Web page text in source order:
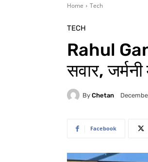
Home Tech
TECH
Rahul
सवार,
By Chetan
Facebook